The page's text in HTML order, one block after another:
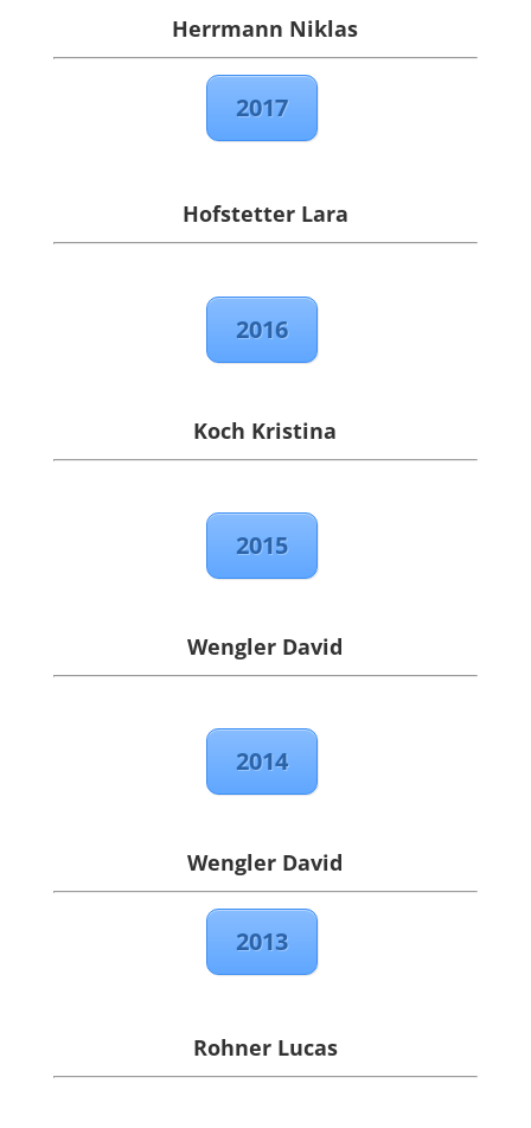
Herrmann Niklas
2017
Hofstetter Lara
2016
Koch Kristina
2015
Wengler David
2014
Wengler David
2013
Rohner Lucas